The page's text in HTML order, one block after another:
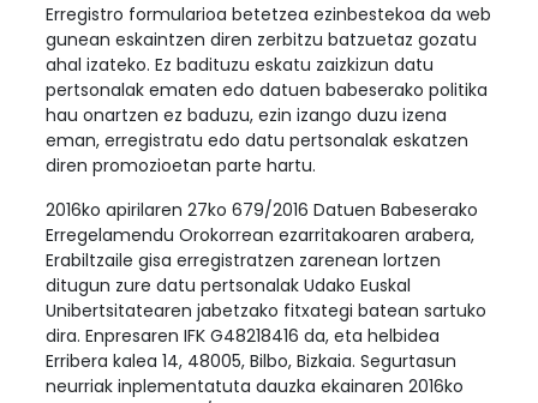
Erregistro formularioa betetzea ezinbestekoa da web
gunean eskaintzen diren zerbitzu batzuetaz gozatu
ahal izateko. Ez badituzu eskatu zaizkizun datu
pertsonalak ematen edo datuen babeserako politika
hau onartzen ez baduzu, ezin izango duzu izena
eman, erregistratu edo datu pertsonalak eskatzen
diren promozioetan parte hartu.
2016ko apirilaren 27ko 679/2016 Datuen Babeserako
Erregelamendu Orokorrean ezarritakoaren arabera,
Erabiltzaile gisa erregistratzen zarenean lortzen
ditugun zure datu pertsonalak Udako Euskal
Unibertsitatearen jabetzako fitxategi batean sartuko
dira. Enpresaren IFK G48218416 da, eta helbidea
Erribera kalea 14, 48005, Bilbo, Bizkaia. Segurtasun
neurriak inplementatuta dauzka ekainaren 2016ko